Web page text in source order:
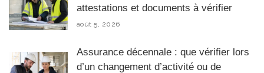
attestations et documents à vérifier
août 5, 2026
Assurance décennale : que vérifier lors
d’un changement d’activité ou de